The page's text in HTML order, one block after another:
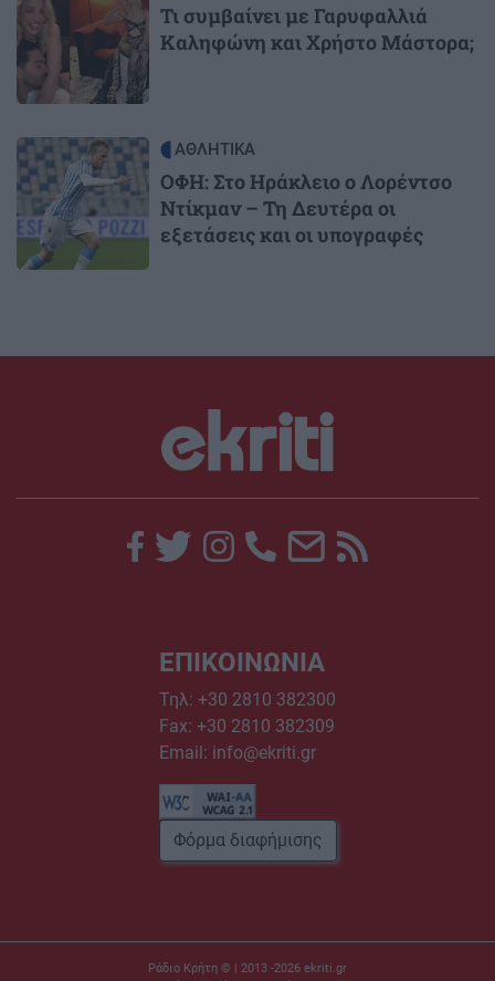
Τι συμβαίνει με Γαρυφαλλιά
Καληφώνη και Χρήστο Μάστορα;
Image ΑΘΛΗΤΙΚΑ
ΟΦΗ: Στο Ηράκλειο ο Λορέντσο
Ντίκμαν – Τη Δευτέρα οι
εξετάσεις και οι υπογραφές
ΕΠΙΚΟΙΝΩΝΙΑ
Τηλ: +30 2810 382300
Fax: +30 2810 382309
Email: info@ekriti.gr
Φόρμα διαφήμισης
Ράδιο Κρήτη © | 2013 -2026 ekriti.gr